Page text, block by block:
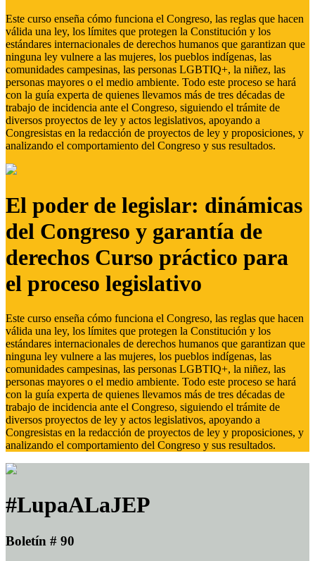
Este curso enseña cómo funciona el Congreso, las reglas que hacen
válida una ley, los límites que protegen la Constitución y los
estándares internacionales de derechos humanos que garantizan que
ninguna ley vulnere a las mujeres, los pueblos indígenas, las
comunidades campesinas, las personas LGBTIQ+, la niñez, las
personas mayores o el medio ambiente. Todo este proceso se hará
con la guía experta de quienes llevamos más de tres décadas de
trabajo de incidencia ante el Congreso, siguiendo el trámite de
diversos proyectos de ley y actos legislativos, apoyando a
Congresistas en la redacción de proyectos de ley y proposiciones, y
analizando el comportamiento del Congreso y sus resultados.
El poder de legislar: dinámicas
del Congreso y garantía de
derechos Curso práctico para
el proceso legislativo
Este curso enseña cómo funciona el Congreso, las reglas que hacen
válida una ley, los límites que protegen la Constitución y los
estándares internacionales de derechos humanos que garantizan que
ninguna ley vulnere a las mujeres, los pueblos indígenas, las
comunidades campesinas, las personas LGBTIQ+, la niñez, las
personas mayores o el medio ambiente. Todo este proceso se hará
con la guía experta de quienes llevamos más de tres décadas de
trabajo de incidencia ante el Congreso, siguiendo el trámite de
diversos proyectos de ley y actos legislativos, apoyando a
Congresistas en la redacción de proyectos de ley y proposiciones, y
analizando el comportamiento del Congreso y sus resultados.
#LupaALaJEP
Boletín # 90